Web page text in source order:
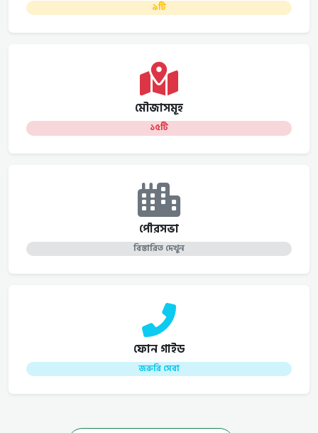
৯টি
মৌজাসমূহ
১৫টি
পৌরসভা
বিস্তারিত দেখুন
ফোন গাইড
জরুরি সেবা